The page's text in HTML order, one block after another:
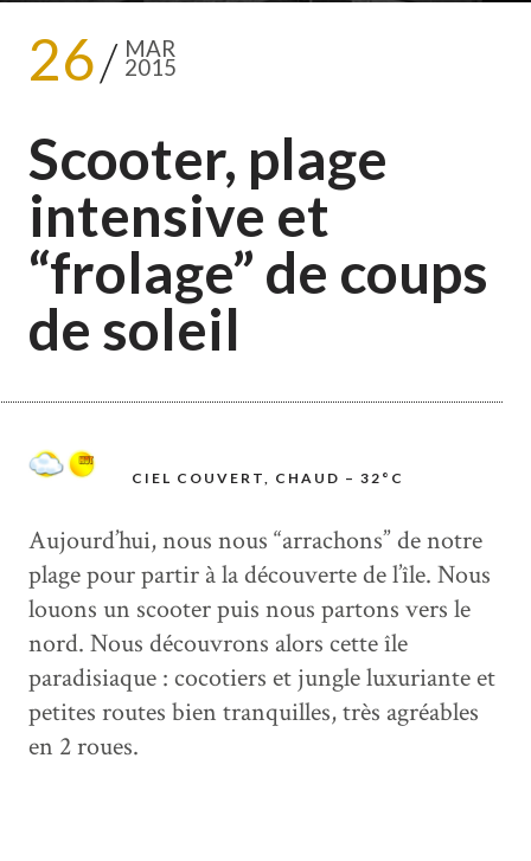
26 MAR
2015
Scooter, plage
intensive et
“frolage” de coups
de soleil
CIEL COUVERT, CHAUD – 32°C
Aujourd’hui, nous nous “arrachons” de notre
plage pour partir à la découverte de l’île. Nous
louons un scooter puis nous partons vers le
nord. Nous découvrons alors cette île
paradisiaque : cocotiers et jungle luxuriante et
petites routes bien tranquilles, très agréables
en 2 roues.